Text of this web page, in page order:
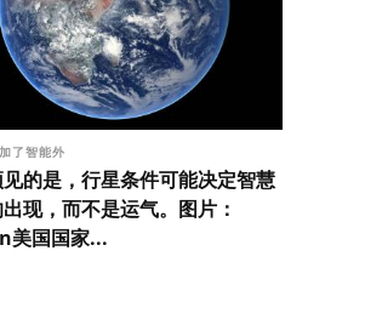
了智能外
的是，行星条件可能决定智慧
现，而不是运气。图片：
美国国家...